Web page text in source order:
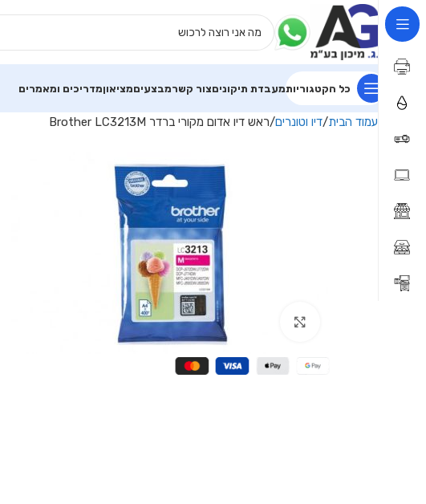
כל הקטגוריותמעבדת תיקוניםצור קשרמבצעיםמציאוןמדריכים ומאמרים
עמוד הבית דיו וטונרים ראש דיו אדום מקורי ברדר Brother LC3213M
Click to enlarge